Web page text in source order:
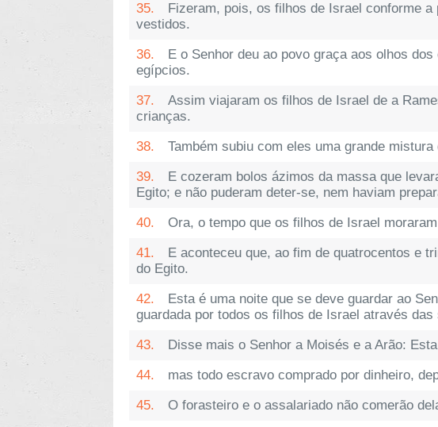
35.
Fizeram, pois, os filhos de Israel conforme
vestidos.
36.
E o Senhor deu ao povo graça aos olhos
egípcios.
37.
Assim viajaram os filhos de Israel de a
crianças.
38.
Também subiu com eles uma grande
39.
E cozeram bolos ázimos da massa que
Egito; e não puderam deter-se, nem haviam
40.
Ora, o tempo que os filhos de Israel
41.
E aconteceu que, ao fim de quatrocentos e
do Egito.
42.
Esta é uma noite que se deve guardar ao
guardada por todos os filhos de Israel através das
43.
Disse mais o Senhor a Moisés e a Arão:
44.
mas todo escravo comprado por dinheiro,
45.
O forasteiro e o assalariado não comerão